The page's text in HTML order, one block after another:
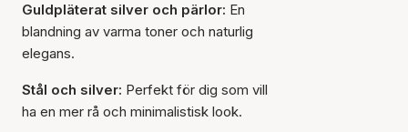
Guldpläterat silver och pärlor: En
blandning av varma toner och naturlig
elegans.
Stål och silver: Perfekt för dig som vill
ha en mer rå och minimalistisk look.